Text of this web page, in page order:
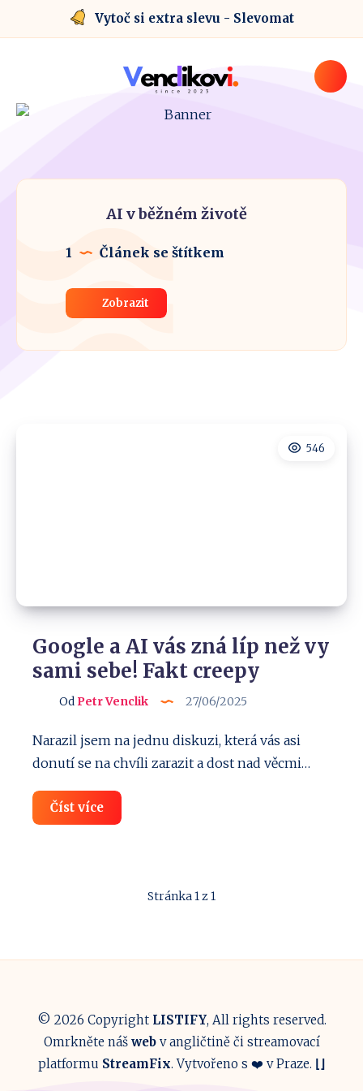
Vytoč si extra slevu - Slevomat
AI v běžném životě
1 Článek se štítkem
Zobrazit
546
Google a AI vás zná líp než vy
sami sebe! Fakt creepy
Od Petr Venclik 27/06/2025
Narazil jsem na jednu diskuzi, která vás asi
donutí se na chvíli zarazit a dost nad věcmi…
Číst víceGoogle
Stránka 1 z 1
© 2026 Copyright LISTIFY, All rights reserved.
Omrkněte náš webv angličtině či streamovací
platformu StreamFix. Vytvořeno s ❤️ v Praze. ⌊ ⌋